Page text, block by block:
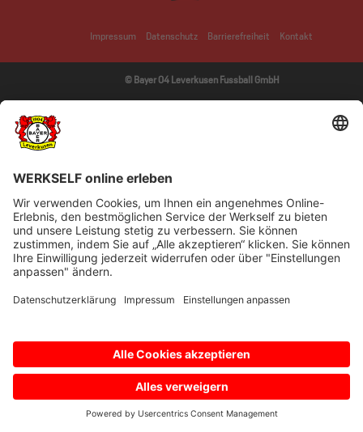
Impressum Datenschutz Barrierefreiheit Kontakt
© Bayer 04 Leverkusen Fussball GmbH